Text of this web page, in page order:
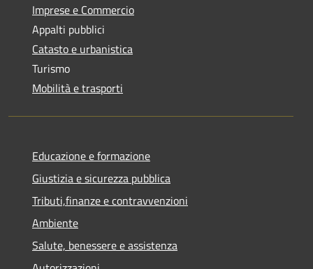
Imprese e Commercio
Appalti pubblici
Catasto e urbanistica
Turismo
Mobilità e trasporti
Educazione e formazione
Giustizia e sicurezza pubblica
Tributi,finanze e contravvenzioni
Ambiente
Salute, benessere e assistenza